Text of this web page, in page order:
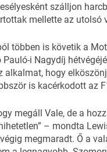
szálljon
mellette az utolsó
többen is követik a
Pauló-i Nagydíj
alkalmat, hogy
is kacérkodott az
megáll Vale, de a
– mondta
megmaradt. Ő a